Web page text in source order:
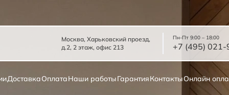
Москва, Харьковский проезд,
д.2, 2 этаж, офис 213
Пн-Пт 9:00 – 18:00
+7 (495)
ДоставкаОплатаНаши работыГарантияКонтактыОнлайн